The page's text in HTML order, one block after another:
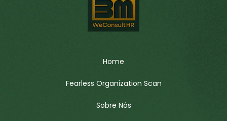
Home
Fearless Organization Scan
Sobre Nós